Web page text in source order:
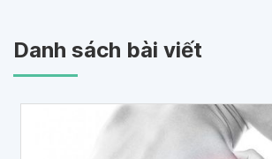
Danh sách bài viết